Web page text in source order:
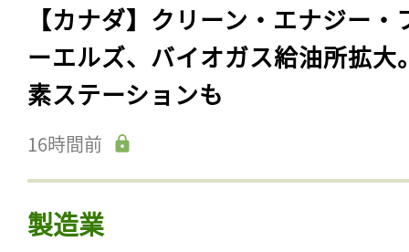
【カナダ】クリーン・エナジー・
ーエルズ、バイオガス給油所拡大
素ステーションも
16時間前
製造業